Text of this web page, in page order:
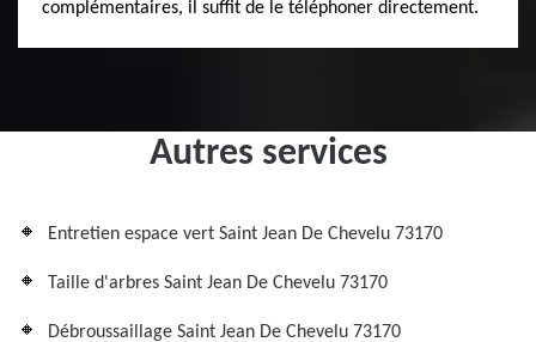
complémentaires, il suffit de le téléphoner directement.
Autres services
Entretien espace vert Saint Jean De Chevelu 73170
Taille d'arbres Saint Jean De Chevelu 73170
Débroussaillage Saint Jean De Chevelu 73170